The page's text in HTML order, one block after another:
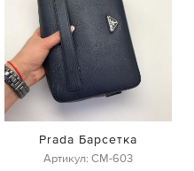
Prada Барсетка
Артикул: СМ-603